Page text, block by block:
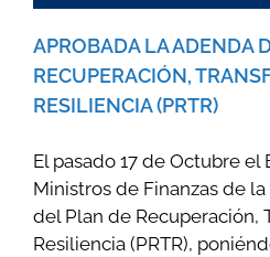
APROBADA LA ADENDA
RECUPERACIÓN,
RESILIENCIA (PRTR)
El pasado 17 de Octubre el
Ministros de Finanzas de
del Plan de Recuperación,
Resiliencia (PRTR),